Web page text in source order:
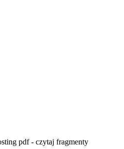
pdf - czytaj fragmenty